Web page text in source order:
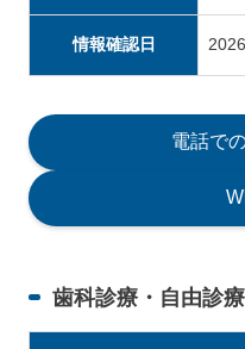
情報確認日
電話で
歯科診療・自由診